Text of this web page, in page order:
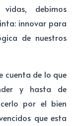
debimos
innovar para
de nuestros
de lo que
y hasta de
por el bien
que esta